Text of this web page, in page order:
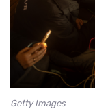
Getty Images